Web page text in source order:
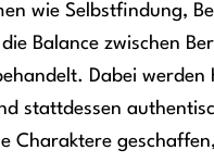
wie Selbstfindung,
Balance zwischen
Dabei werden
stattdessen
Charaktere